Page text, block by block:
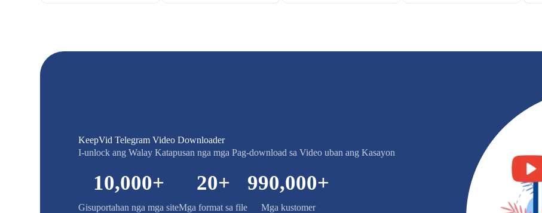
KeepVid Telegram Video Downloader
I-unlock ang Walay Katapusan nga mga Pag-download sa Video uban ang Kasayon
Gisuportahan nga mga site
10,000+
Mga format sa file
20+
Mga kustomer
990,000+